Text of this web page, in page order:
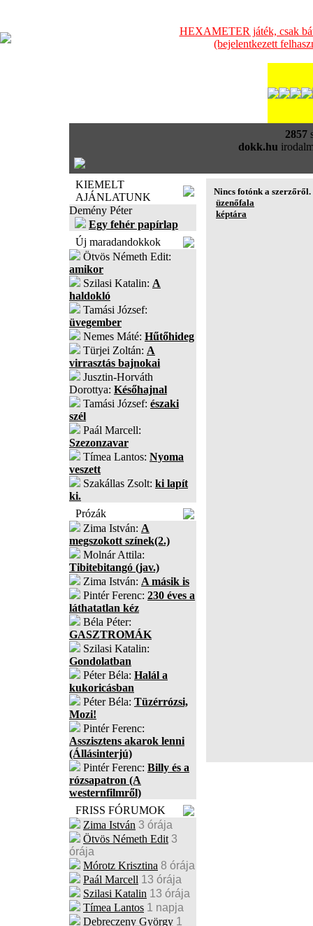
HEXAMETER játék, csak
(bejelentkezett
2857
dokk.hu
KIEMELT
AJÁNLATUNK
Demény Péter
Egy fehér papírlap
Új maradandokkok
Ötvös Németh Edit:
amikor
Szilasi Katalin: A
haldokló
Tamási József:
üvegember
Nemes Máté: Hűtőhideg
Türjei Zoltán: A
virrasztás bajnokai
Jusztin-Horváth
Dorottya: Későhajnal
Tamási József: északi
szél
Paál Marcell:
Szezonzavar
Tímea Lantos: Nyoma
veszett
Szakállas Zsolt: ki lapít
ki.
Prózák
Zima István: A
megszokott színek(2.)
Molnár Attila:
Tibitebitangó (jav.)
Zima István: A másik is
Pintér Ferenc: 230 éves a
láthatatlan kéz
Béla Péter:
GASZTROMÁK
Szilasi Katalin:
Gondolatban
Péter Béla: Halál a
kukoricásban
Péter Béla: Tüzérrózsi,
Mozi!
Pintér Ferenc:
Asszisztens akarok lenni
(Állásinterjú)
Pintér Ferenc: Billy és a
rózsapatron (A
westernfilmről)
FRISS FÓRUMOK
Zima István 3 órája
Ötvös Németh Edit 3
órája
Mórotz Krisztina 8 órája
Paál Marcell 13 órája
Szilasi Katalin 13 órája
Tímea Lantos 1 napja
Debreczeny György 1
Nincs fotónk a szerzőről.
üzenőfala
képtára